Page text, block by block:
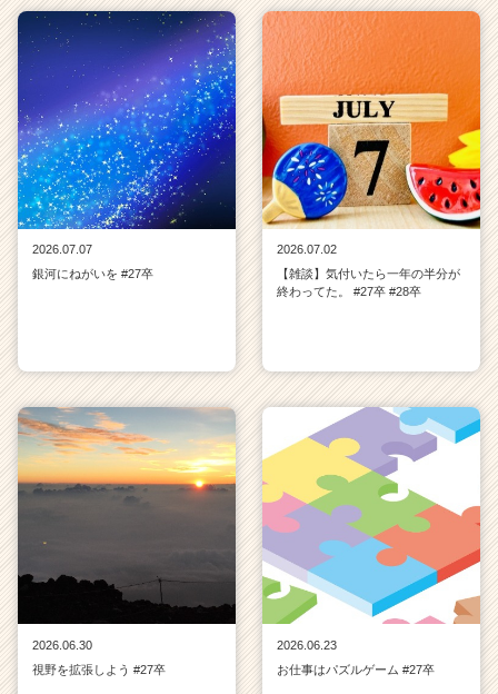
2026.07.07
銀河にねがいを #27卒
2026.07.02
【雑談】気付いたら一年の半分が
終わってた。 #27卒 #28卒
2026.06.30
視野を拡張しよう #27卒
2026.06.23
お仕事はパズルゲーム #27卒